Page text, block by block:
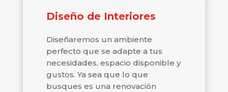
Diseño de Interiores
Diseñaremos un ambiente
perfecto que se adapte a tus
necesidades, espacio disponible y
gustos. Ya sea que lo que
busques es una renovación